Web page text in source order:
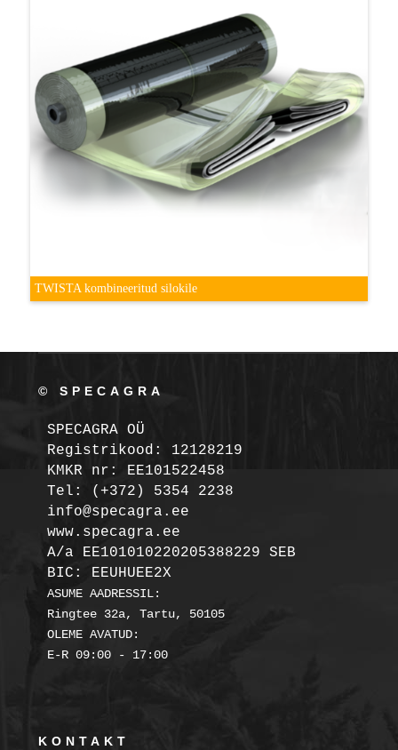
TWISTA kombineeritud silokile
© SPECAGRA
SPECAGRA OÜ
Registrikood: 12128219
KMKR nr: EE101522458
Tel: (+372) 5354 2238
info@specagra.ee
A/a EE101010220205388229 SEB
BIC: EEUHUEE2X
ASUME AADRESSIL:
Ringtee 32a, Tartu, 50105
OLEME AVATUD:
E-R 09:00 - 17:00
KONTAKT